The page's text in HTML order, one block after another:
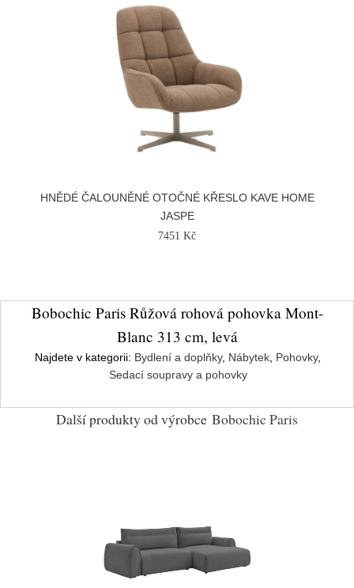
HNĚDÉ ČALOUNĚNÉ OTOČNÉ KŘESLO KAVE HOME
JASPE
7451 Kč
Bobochic Paris Růžová rohová pohovka Mont-
Blanc 313 cm, levá
Najdete v kategorii: Bydlení a doplňky, Nábytek Pohovky,
Sedací soupravy a pohovky
Další produkty od výrobce Bobochic Paris